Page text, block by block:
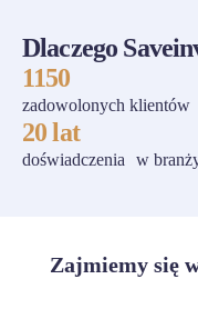
Dlaczego
1150
zadowolonych klientów
20 lat
doświadczenia w
Zajmiemy się